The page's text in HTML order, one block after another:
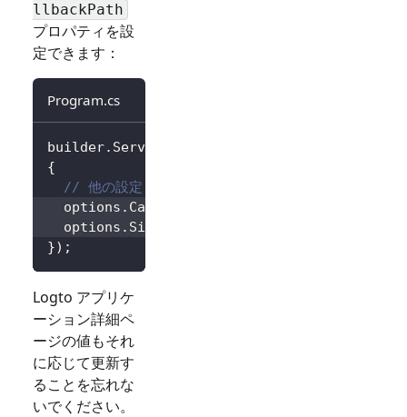
llbackPath
プロパティを設
定できます：
Program.cs
builder. Services
{
// 他の設定...
  options
. CallbackPath
  options
. SignedOutCallbackPath
}) ;
Logto アプリケ
ーション詳細ペ
ージの値もそれ
に応じて更新す
ることを忘れな
いでください。